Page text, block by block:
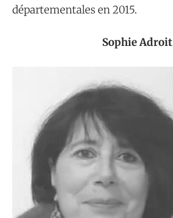
départementales en 2015.
Sophie Adroit